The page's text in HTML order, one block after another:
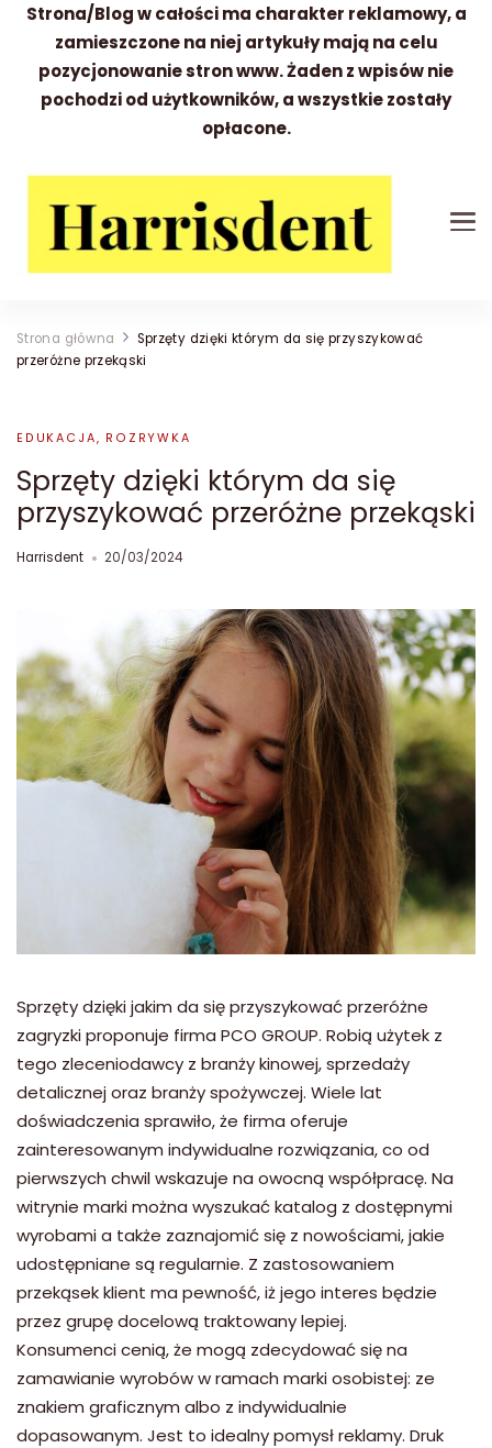
Strona/Blog w całości ma charakter reklamowy, a
zamieszczone na niej artykuły mają na celu
pozycjonowanie stron www. Żaden z wpisów nie
pochodzi od użytkowników, a wszystkie zostały
opłacone.
Strona główna
Sprzęty dzięki którym da się przyszykować
przeróżne przekąski
EDUKACJA, ROZRYWKA
Sprzęty dzięki którym da się
przyszykować przeróżne przekąski
Harrisdent 20/03/2024
Sprzęty dzięki jakim da się przyszykować przeróżne
zagryzki proponuje firma PCO GROUP. Robią użytek z
tego zleceniodawcy z branży kinowej, sprzedaży
detalicznej oraz branży spożywczej. Wiele lat
doświadczenia sprawiło, że firma oferuje
zainteresowanym indywidualne rozwiązania, co od
pierwszych chwil wskazuje na owocną współpracę. Na
witrynie marki można wyszukać katalog z dostępnymi
wyrobami a także zaznajomić się z nowościami, jakie
udostępniane są regularnie. Z zastosowaniem
przekąsek klient ma pewność, iż jego interes będzie
przez grupę docelową traktowany lepiej.
Konsumenci cenią, że mogą zdecydować się na
zamawianie wyrobów w ramach marki osobistej: ze
znakiem graficznym albo z indywidualnie
dopasowanym. Jest to idealny pomysł reklamy. Druk